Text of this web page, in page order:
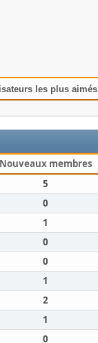
les plus aimés
Nouveaux membres
5
0
1
0
0
1
2
1
0